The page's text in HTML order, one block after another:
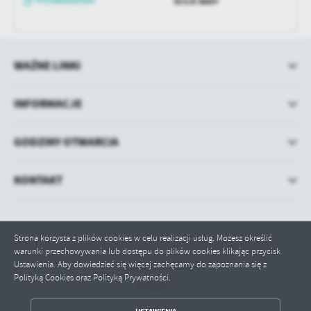
Strona korzysta z plików cookies w celu realizacji usług. Możesz określić
warunki przechowywania lub dostępu do plików cookies klikając przycisk
Ustawienia. Aby dowiedzieć się więcej zachęcamy do zapoznania się z
Polityką Cookies oraz Polityką Prywatności.
treści w postaci wiadomości, ofert, komunikatów mediów
WAŻNE LINKI
INFORMACJE
GODZINY OTWARCIA
KONTAKT
Odwiedzin: 71734